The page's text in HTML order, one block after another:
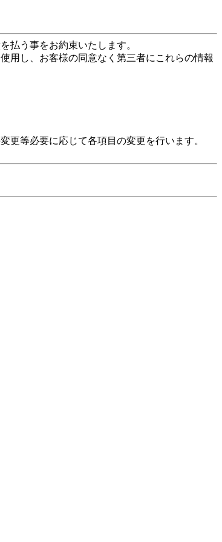
払う事をお約束いたします。
用し、お客様の同意なく第三者にこれらの情報
更等必要に応じて各項目の変更を行います。